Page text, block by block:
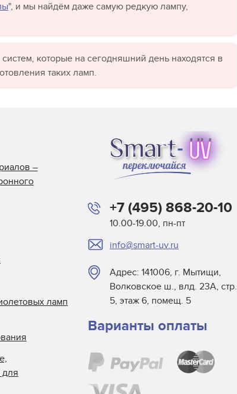
", и мы найдём даже самую редкую лампу,
которые на сегодняшний день находятся в
таких ламп.
+7 (495) 868-20-10
10.00-19.00, пн-пт
info@smart-uv.ru
Адрес: 141006, г. Мытищи,
Волковское ш., влд. 23А, стр.
5, этаж 6, помещ. 5
Варианты оплаты
–
ламп